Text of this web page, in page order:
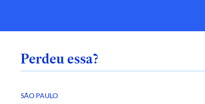
Perdeu essa?
SÃO PAULO